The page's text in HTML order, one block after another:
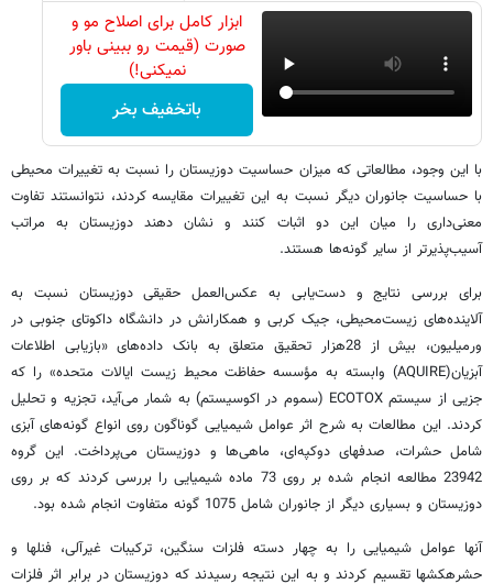
ابزار کامل برای اصلاح مو و
صورت (قیمت رو ببینی باور
نمیکنی!)
باتخفیف بخر
با این وجود، مطالعاتی که میزان حساسیت دوزیستان را نسبت به تغییرات محیطی
با حساسیت جانوران دیگر نسبت به این تغییرات مقایسه کردند، نتوانستند تفاوت
معنی‌داری را میان این دو اثبات کنند و نشان دهند دوزیستان به مراتب
آسیب‌پذیر‌تر از سایر گونه‌ها هستند.
برای بررسی نتایج و دست‌یابی به عکس‌العمل حقیقی دوزیستان نسبت به
آلاینده‌های زیست‌محیطی، جیک کربی و همکارانش در دانشگاه داکوتای جنوبی در
ورمیلیون، بیش از 28هزار تحقیق متعلق به بانک داده‌های «بازیابی اطلاعات
آبزیان(AQUIRE) وابسته به مؤسسه حفاظت محیط زیست ایالات متحده» را که
جزیی از سیستم ECOTOX (سموم در اکوسیستم) به شمار می‌آید، تجزیه و تحلیل
کردند. این مطالعات به شرح اثر عوامل شیمیایی گوناگون روی انواع گونه‌های آبزی
شامل حشرات، صدفهای دوکپه‌ای، ماهی‌ها و دوزیستان می‌پرداخت. این گروه
23942 مطالعه انجام شده بر روی 73 ماده شیمیایی را بررسی کردند که بر روی
دوزیستان و بسیاری دیگر از جانوران شامل 1075 گونه متفاوت انجام شده بود.
آنها عوامل شیمیایی را به چهار دسته فلزات سنگین، ترکیبات غیرآلی، فنلها و
حشرهکشها تقسیم کردند و به این نتیجه رسیدند که دوزیستان در برابر اثر فلزات